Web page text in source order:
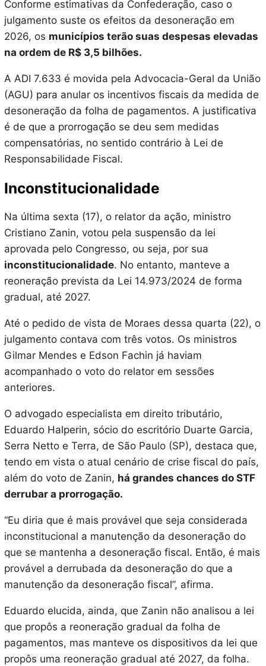
Conforme estimativas da Confederação, caso o
julgamento suste os efeitos da desoneração em
2026, os municípios terão suas despesas elevadas
na ordem de R$ 3,5 bilhões.
A ADI 7.633 é movida pela Advocacia-Geral da União
(AGU) para anular os incentivos fiscais da medida de
desoneração da folha de pagamentos. A justificativa
é de que a prorrogação se deu sem medidas
compensatórias, no sentido contrário à Lei de
Responsabilidade Fiscal.
Inconstitucionalidade
Na última sexta (17), o relator da ação, ministro
Cristiano Zanin, votou pela suspensão da lei
aprovada pelo Congresso, ou seja, por sua
inconstitucionalidade. No entanto, manteve a
reoneração prevista da Lei 14.973/2024 de forma
gradual, até 2027.
Até o pedido de vista de Moraes dessa quarta (22), o
julgamento contava com três votos. Os ministros
Gilmar Mendes e Edson Fachin já haviam
acompanhado o voto do relator em sessões
anteriores.
O advogado especialista em direito tributário,
Eduardo Halperin, sócio do escritório Duarte Garcia,
Serra Netto e Terra, de São Paulo (SP), destaca que,
tendo em vista o atual cenário de crise fiscal do país,
além do voto de Zanin, há grandes chances do STF
derrubar a prorrogação.
“Eu diria que é mais provável que seja considerada
inconstitucional a manutenção da desoneração do
que se mantenha a desoneração fiscal. Então, é mais
provável a derrubada da desoneração do que a
manutenção da desoneração fiscal”, afirma.
Eduardo elucida, ainda, que Zanin não analisou a lei
que propôs a reoneração gradual da folha de
pagamentos, mas manteve os dispositivos da lei que
propôs uma reoneração gradual até 2027, da folha.